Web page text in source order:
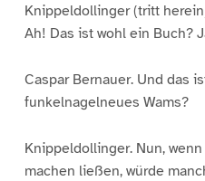
Knippeldollinger (tritt
Ah! Das ist wohl ein Buch?
Caspar Bernauer. Und das
funkelnagelneues Wams?
Knippeldollinger. Nun,
machen ließen, würde